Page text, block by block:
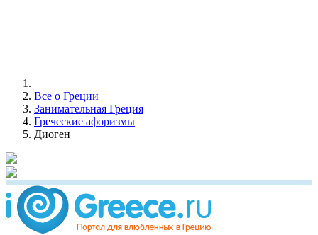
Все о Греции
Занимательная Греция
Греческие афоризмы
Диоген